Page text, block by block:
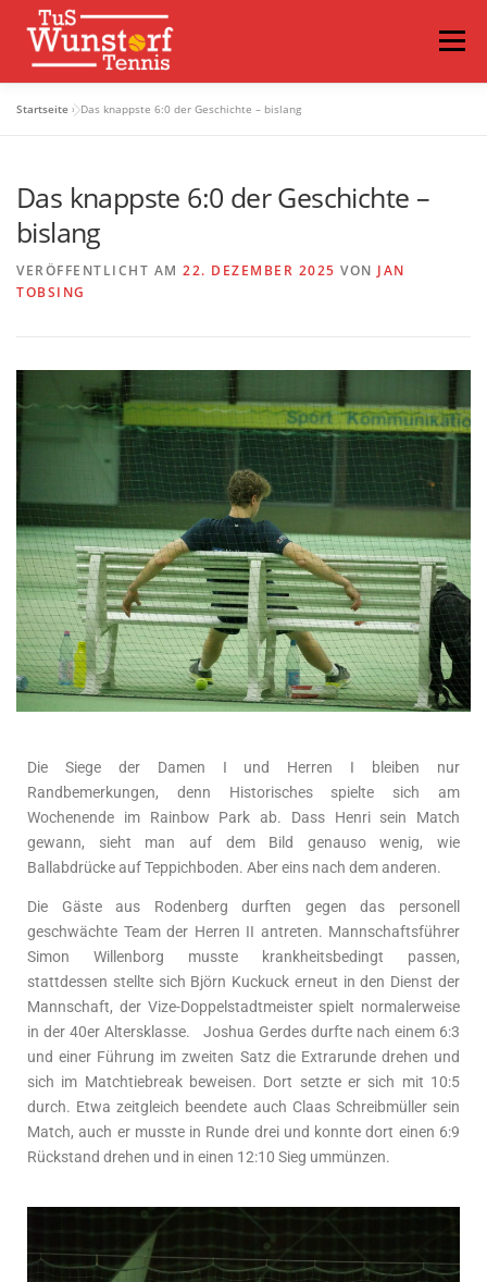
Menü
TERMINE VIDEOS FAQS LOGIN
Startseite »Das knappste 6:0 der Geschichte – bislang
Das knappste 6:0 der Geschichte –
bislang
VERÖFFENTLICHT AM 22. DEZEMBER 2025 VON JAN
TOBSING
Die Siege der Damen I und Herren I bleiben nur
Randbemerkungen, denn Historisches spielte sich am
Wochenende im Rainbow Park ab. Dass Henri sein Match
gewann, sieht man auf dem Bild genauso wenig, wie
Ballabdrücke auf Teppichboden. Aber eins nach dem anderen.
Die Gäste aus Rodenberg durften gegen das personell
geschwächte Team der Herren II antreten. Mannschaftsführer
Simon Willenborg musste krankheitsbedingt passen,
stattdessen stellte sich Björn Kuckuck erneut in den Dienst der
Mannschaft, der Vize-Doppelstadtmeister spielt normalerweise
in der 40er Altersklasse.
Joshua Gerdes durfte nach einem 6:3
und einer Führung im zweiten Satz die Extrarunde drehen und
sich im Matchtiebreak beweisen. Dort setzte er sich mit 10:5
durch. Etwa zeitgleich beendete auch Claas Schreibmüller sein
Match, auch er musste in Runde drei und konnte dort einen 6:9
Rückstand drehen und in einen 12:10 Sieg ummünzen.